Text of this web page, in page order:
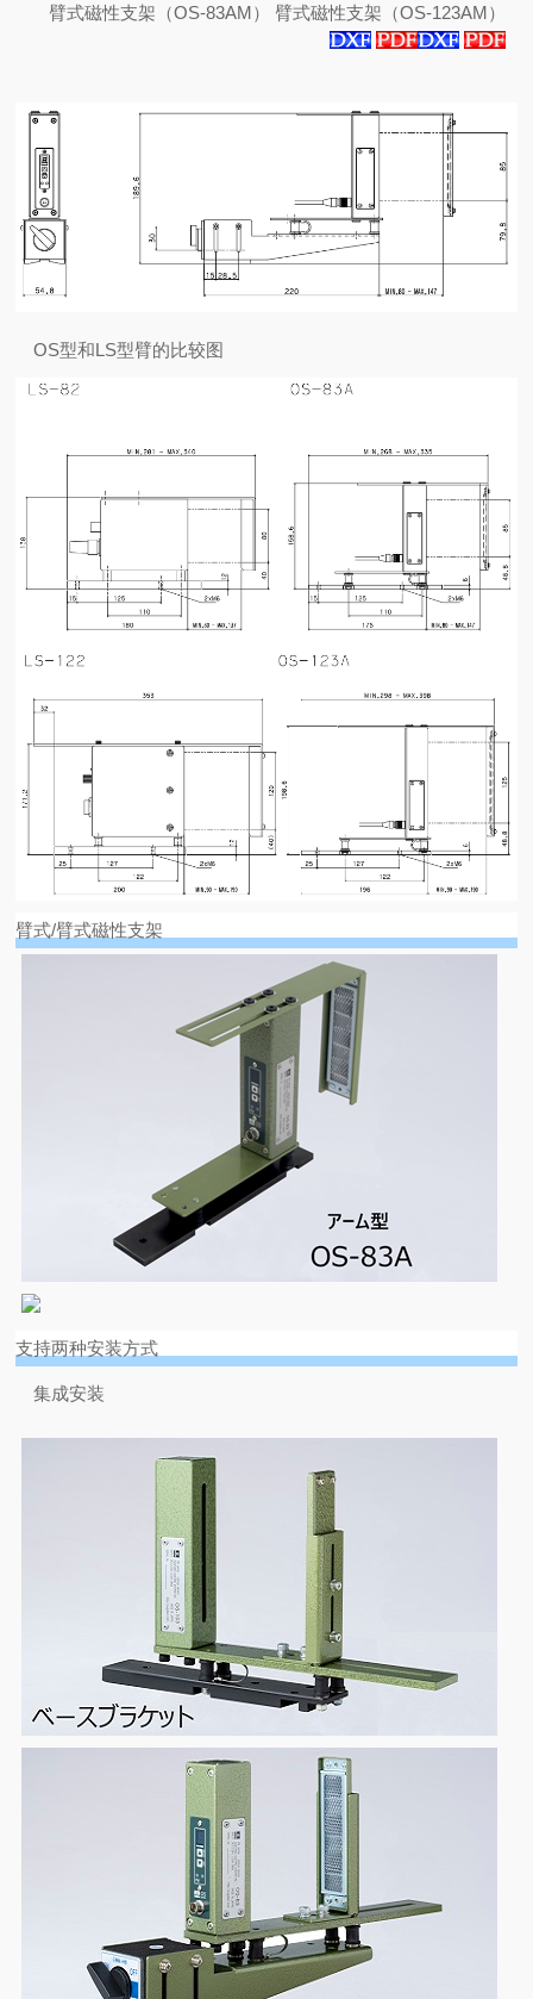
臂式磁性支架（OS-83AM） 臂式磁性支架（OS-123AM）
OS型和LS型臂的比较图
臂式/臂式磁性支架
支持两种安装方式
集成安装